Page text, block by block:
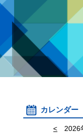
カレンダー
< 2026